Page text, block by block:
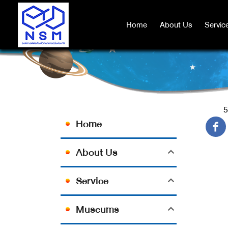
Home About Us Service
Home About Us
Home
About Us
Service
Museums